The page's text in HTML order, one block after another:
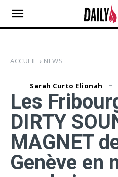
ACCUEIL NEWS
Sarah Curto Elionah
Les
DIRTY
MAGNET
Genève en